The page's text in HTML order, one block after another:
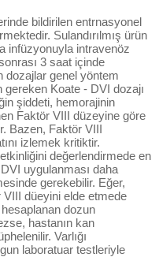
bildirilen entrnasyonel
Sulandırılmış ürün
infüzyonuyla intravenöz
3 saat içinde
dozajlar genel yöntem
Koate - DVI dozajı
şiddeti, hemorajinin
Faktör VIII düzeyine göre
Bazen, Faktör VIII
izlemek kritiktir.
değerlendirmede en
uygulanması daha
gerekebilir. Eğer,
düeyini elde etmede
dozun
hastanın kan
Varlığı
laboratuar testleriyle